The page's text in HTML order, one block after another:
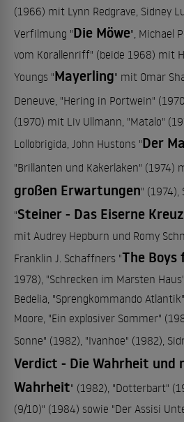
(1966) mit Lynn Redgrave, Sidney
Verfilmung "Die Möwe", Michael
vom Korallenriff" (beide 1968) mit
Youngs "Mayerling" mit Omar
Deneuve, "Hering in Portwein"
(1970) mit Liv Ullmann, "Matalo"
Lollobrigida, John Hustons "Der
"Brillanten und Kakerlaken" (1974)
großen Erwartungen" (1974),
"Steiner - Das Eiserne Kreuz
mit Audrey Hepburn und Romy
Franklin J. Schaffners "The
1978), "Schrecken im Marsten
Bedelia, "Sprengkommando
Moore, "Ein explosiver Sommer"
Sonne" (1982), "Ivanhoe" (1982),
Verdict - Die Wahrheit und
Wahrheit" (1982), "Dotterbart"
(9/10)" (1984) sowie "Der Assisi